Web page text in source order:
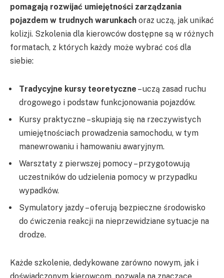
pomagają rozwijać umiejętności zarządzania
pojazdem w trudnych warunkach oraz uczą, jak unikać
kolizji. Szkolenia dla kierowców dostępne są w różnych
formatach, z których każdy może wybrać coś dla
siebie:
Tradycyjne kursy teoretyczne – uczą zasad ruchu
drogowego i podstaw funkcjonowania pojazdów.
Kursy praktyczne – skupiają się na rzeczywistych
umiejętnościach prowadzenia samochodu, w tym
manewrowaniu i hamowaniu awaryjnym.
Warsztaty z pierwszej pomocy – przygotowują
uczestników do udzielenia pomocy w przypadku
wypadków.
Symulatory jazdy – oferują bezpieczne środowisko
do ćwiczenia reakcji na nieprzewidziane sytuacje na
drodze.
Każde szkolenie, dedykowane zarówno nowym, jak i
doświadczonym kierowcom, pozwala na znaczące